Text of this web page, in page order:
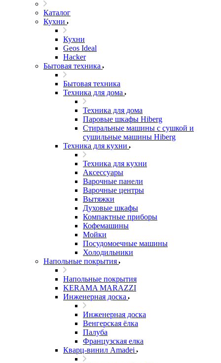
Каталог
Кухни
Кухни
Geos Ideal
Hacker
Бытовая техника
Бытовая техника
Техника для дома
Техника для дома
Паровые шкафы Hiberg
Стиральные машины с сушкой и
сушильные машины Hiberg
Техника для кухни
Техника для кухни
Аксессуары
Варочные панели
Варочные центры
Вытяжки
Духовые шкафы
Компактные приборы
Кофемашины
Мойки
Посудомоечные машины
Холодильники
Напольные покрытия
Напольные покрытия
KERAMA MARAZZI
Инженерная доска
Инженерная доска
Венгерская ёлка
Палуба
Французская елка
Кварц-винил Amadei